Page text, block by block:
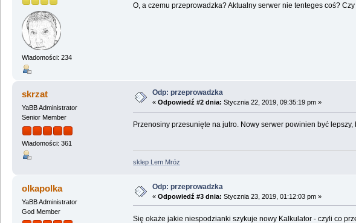
Wiadomości: 234
O, a czemu przeprowadzka? Aktualny serwer nie tenteges coś?
skrzat
YaBB Administrator
Senior Member
Wiadomości: 361
Odp: przeprowadzka
« Odpowiedź #2 dnia: Stycznia 22, 2019, 09:35:19 pm »
Przenosiny przesunięte na jutro. Nowy serwer powinien być
sklep Lem Mróz
olkapolka
YaBB Administrator
God Member
Odp: przeprowadzka
« Odpowiedź #3 dnia: Stycznia 23, 2019, 01:12:03 pm »
Się okaże jakie niespodzianki szykuje nowy Kalkulator - czyli co